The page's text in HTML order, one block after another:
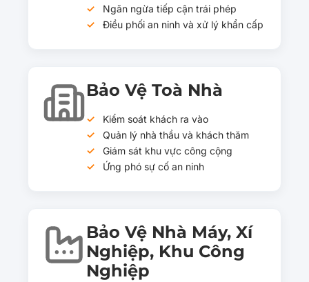
Ngăn ngừa tiếp cận trái phép
Điều phối an ninh và xử lý khẩn cấp
Bảo Vệ Toà Nhà
Kiểm soát khách ra vào
Quản lý nhà thầu và khách thăm
Giám sát khu vực công cộng
Ứng phó sự cố an ninh
Bảo Vệ Nhà Máy, Xí
Nghiệp, Khu Công
Nghiệp